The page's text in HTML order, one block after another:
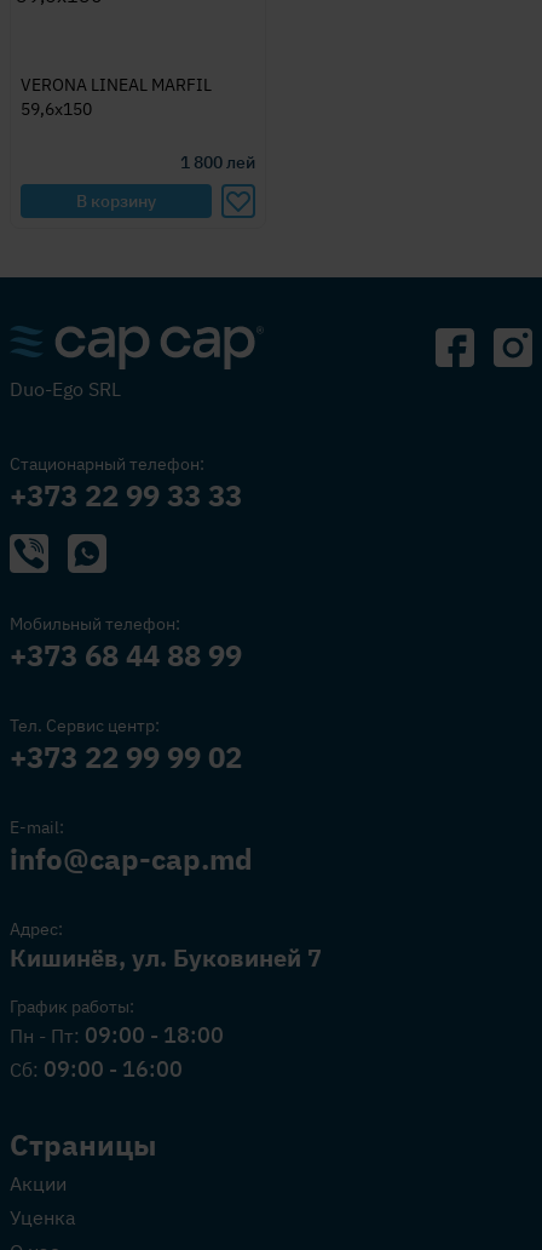
VERONA LINEAL MARFIL
59,6x150
1 800лей
В корзину
Duo-Ego SRL
Стационарный телефон:
+373 22 99 33 33
Мобильный телефон:
+373 68 44 88 99
Тел. Сервис центр:
+373 22 99 99 02
E-mail:
info@cap-cap.md
Адрес:
Кишинёв, ул. Буковиней 7
График работы:
Пн - Пт: 09:00 - 18:00
Сб: 09:00 - 16:00
Страницы
Акции
Уценка